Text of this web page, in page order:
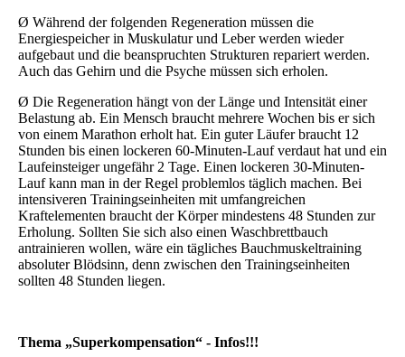
Ø Während der folgenden Regeneration müssen die
Energiespeicher in Muskulatur und Leber werden wieder
aufgebaut und die beanspruchten Strukturen repariert werden.
Auch das Gehirn und die Psyche müssen sich erholen.
Ø Die Regeneration hängt von der Länge und Intensität einer
Belastung ab. Ein Mensch braucht mehrere Wochen bis er sich
von einem Marathon erholt hat. Ein guter Läufer braucht 12
Stunden bis einen lockeren 60-Minuten-Lauf verdaut hat und ein
Laufeinsteiger ungefähr 2 Tage. Einen lockeren 30-Minuten-
Lauf kann man in der Regel problemlos täglich machen. Bei
intensiveren Trainingseinheiten mit umfangreichen
Kraftelementen braucht der Körper mindestens 48 Stunden zur
Erholung. Sollten Sie sich also einen Waschbrettbauch
antrainieren wollen, wäre ein tägliches Bauchmuskeltraining
absoluter Blödsinn, denn zwischen den Trainingseinheiten
sollten 48 Stunden liegen.
Thema „Superkompensation“ - Infos!!!